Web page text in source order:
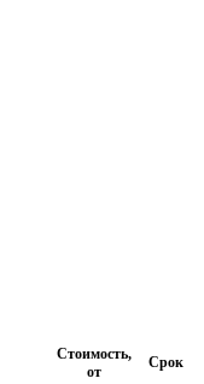
Стоимость,
от
Срок